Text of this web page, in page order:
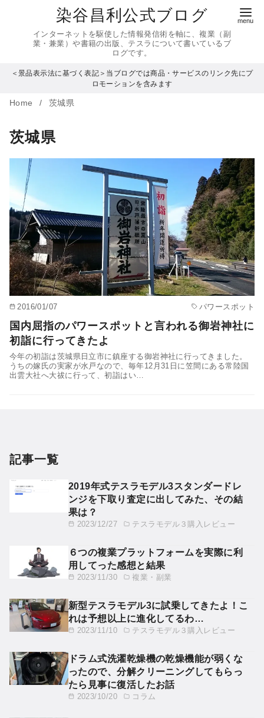
へ
動
染谷昌利公式ブログ
インターネットを駆使した情報発信術を軸に、複業（副
業・兼業）や書籍の出版、テスラについて書いているブ
ログです。
＜景品表示法に基づく表記＞当ブログでは商品・サービスのリンク先にプ
ロモーションを含みます
Home 茨城県
茨城県
2016/01/07 パワースポット
国内屈指のパワースポットと言われる御岩神社に
初詣に行ってきたよ
今年の初詣は茨城県日立市に鎮座する御岩神社に行ってきました。
うちの嫁氏の実家が水戸なので、毎年12月31日に笠間にある常陸国
出雲大社へ大祓に行って、初詣はい…
記事一覧
2023/12/27 テスラモデル３購入レビュー
2019年式テスラモデル3スタンダードレ
ンジを下取り査定に出してみた、その結
果は？
2023/11/30 複業・副業
６つの複業プラットフォームを実際に利
用してった感想と結果
2023/11/10 テスラモデル３購入レビュー
新型テスラモデル3に試乗してきたよ！こ
れは予想以上に進化してるわ…
2023/10/20 コラム
ドラム式洗濯乾燥機の乾燥機能が弱くな
ったので、分解クリーニングしてもらっ
たら見事に復活したお話